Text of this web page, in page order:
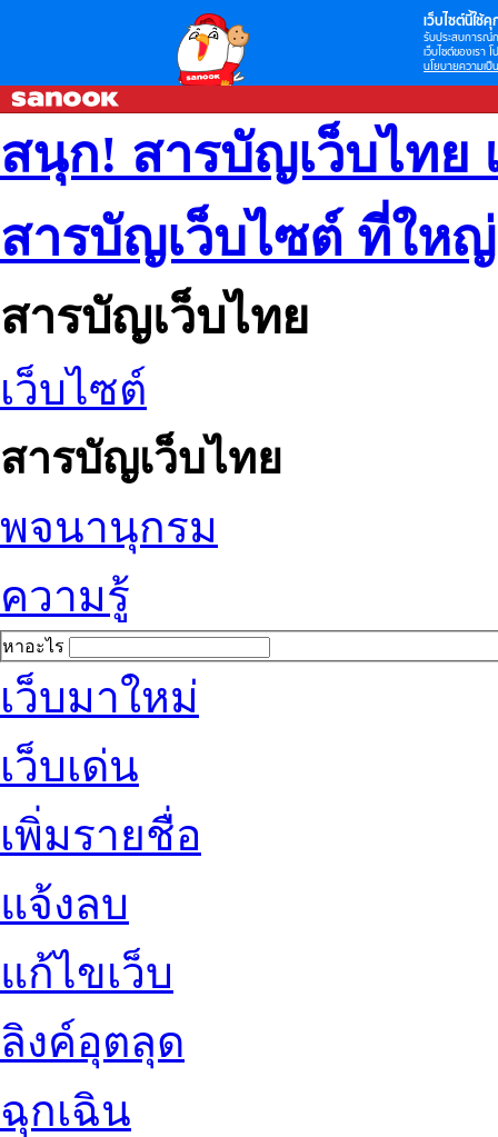
เว็บไซต์นี้ใช้คุ
รับประสบการณ์
เว็บไซต์ของเรา
นโยบายความเป็
สนุก! สารบัญเว็บไทย
สารบัญเว็บไซต์ ที่ให
สารบัญเว็บไทย
เว็บไซต์
สารบัญเว็บไทย
พจนานุกรม
ความรู้
หาอะไร
เว็บมาใหม่
เว็บเด่น
เพิ่มรายชื่อ
แจ้งลบ
แก้ไขเว็บ
ลิงค์อุตลุด
ฉุกเฉิน